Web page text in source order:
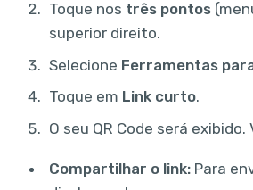
Toque nos três pontos
superior direito.
Selecione Ferramentas
Toque em Link curto.
O seu QR Code será exibido.
Compartilhar o link: Para